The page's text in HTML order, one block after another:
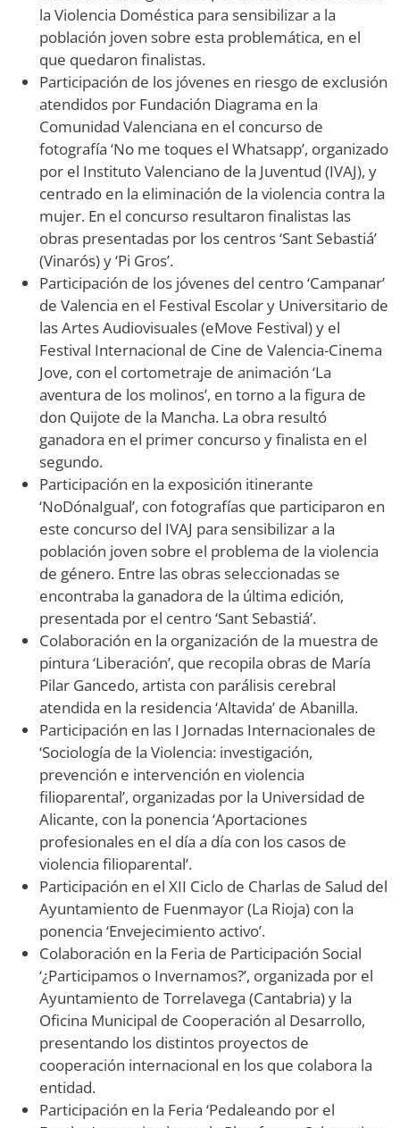
la Violencia Doméstica para sensibilizar a la
población joven sobre esta problemática, en el
que quedaron finalistas.
Participación de los jóvenes en riesgo de exclusión
atendidos por Fundación Diagrama en la
Comunidad Valenciana en el concurso de
fotografía ‘No me toques el Whatsapp’, organizado
por el Instituto Valenciano de la Juventud (IVAJ), y
centrado en la eliminación de la violencia contra la
mujer. En el concurso resultaron finalistas las
obras presentadas por los centros ‘Sant Sebastiá’
(Vinarós) y ‘Pi Gros’.
Participación de los jóvenes del centro ‘Campanar’
de Valencia en el Festival Escolar y Universitario de
las Artes Audiovisuales (eMove Festival) y el
Festival Internacional de Cine de Valencia-Cinema
Jove, con el cortometraje de animación ‘La
aventura de los molinos’, en torno a la figura de
don Quijote de la Mancha. La obra resultó
ganadora en el primer concurso y finalista en el
segundo.
Participación en la exposición itinerante
‘NoDónaIgual’, con fotografías que participaron en
este concurso del IVAJ para sensibilizar a la
población joven sobre el problema de la violencia
de género. Entre las obras seleccionadas se
encontraba la ganadora de la última edición,
presentada por el centro ‘Sant Sebastiá’.
Colaboración en la organización de la muestra de
pintura ‘Liberación’, que recopila obras de María
Pilar Gancedo, artista con parálisis cerebral
atendida en la residencia ‘Altavida’ de Abanilla.
Participación en las I Jornadas Internacionales de
‘Sociología de la Violencia: investigación,
prevención e intervención en violencia
filioparental’, organizadas por la Universidad de
Alicante, con la ponencia ‘Aportaciones
profesionales en el día a día con los casos de
violencia filioparental’.
Participación en el XII Ciclo de Charlas de Salud del
Ayuntamiento de Fuenmayor (La Rioja) con la
ponencia ‘Envejecimiento activo’.
Colaboración en la Feria de Participación Social
‘¿Participamos o Invernamos?’, organizada por el
Ayuntamiento de Torrelavega (Cantabria) y la
Oficina Municipal de Cooperación al Desarrollo,
presentando los distintos proyectos de
cooperación internacional en los que colabora la
entidad.
Participación en la Feria ‘Pedaleando por el